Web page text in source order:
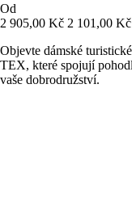
Od
2 905,00 Kč 2 101,00 Kč
Objevte dámské
TEX, které spojují
vaše dobrodružství.